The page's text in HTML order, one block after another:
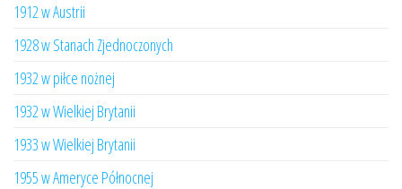
1912 w Austrii
1928 w Stanach Zjednoczonych
1932 w piłce nożnej
1932 w Wielkiej Brytanii
1933 w Wielkiej Brytanii
1955 w Ameryce Północnej